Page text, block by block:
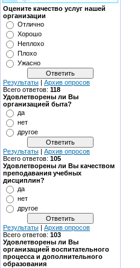
Оцените качество услуг нашей
организации
Отлично
Хорошо
Неплохо
Плохо
Ужасно
Результаты | Архив опросов
Всего ответов: 118
Удовлетворены ли Вы
организацией быта?
да
нет
другое
Результаты | Архив опросов
Всего ответов: 105
Удовлетворены ли Вы качеством
преподавания учебных
дисциплин?
да
нет
другое
Результаты | Архив опросов
Всего ответов: 103
Удовлетворены ли Вы
организацией воспитательного
процесса и дополнительного
образования